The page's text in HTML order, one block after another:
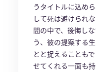
うタイトルに込め
して死は避けられ
間の中で、後悔し
う、彼の提案する
とと捉えることも
せてくれる一面も